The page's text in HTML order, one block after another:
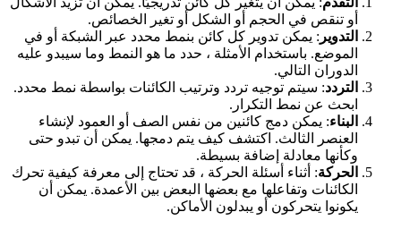
أو تنقص في الحجم أو الشكل أو تغير الخصائص.
التدوير : يمكن تدوير كل كائن بنمط محدد عبر الشبكة أو في
الموضع. باستخدام الأمثلة ، حدد ما هو النمط وما سيبدو عليه
الدوران التالي.
التردد: سيتم توجيه تردد وترتيب الكائنات بواسطة نمط محدد.
ابحث عن نمط التكرار.
البناء: يمكن دمج كائنين من نفس الصف أو العمود لإنشاء
العنصر الثالث. اكتشف كيف يتم دمجها. يمكن أن تبدو حتى
وكأنها معادلة إضافة بسيطة.
الحركة: أثناء أسئلة الحركة ، قد تحتاج إلى معرفة كيفية تحرك
الكائنات وتفاعلها مع بعضها البعض بين الأعمدة. يمكن أن
يكونوا يتحركون أو يبدلون الأماكن.